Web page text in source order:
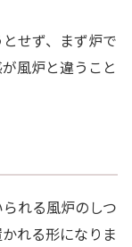
せず、まず炉で
風炉と違うこと
れる風炉のしつ
れる形になりま